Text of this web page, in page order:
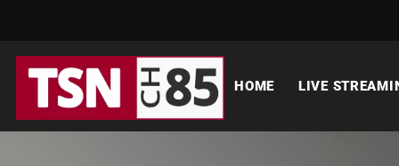
HOME LIVE